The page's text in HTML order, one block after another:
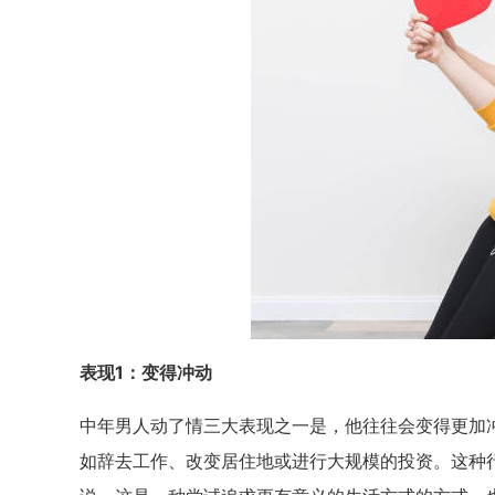
表现1：变得冲动
中年男人动了情三大表现之一是，他往往会变得更
如辞去工作、改变居住地或进行大规模的投资。这